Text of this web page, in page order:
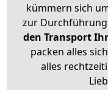
kümmern sich
zur
den Transport
packen alles
alles